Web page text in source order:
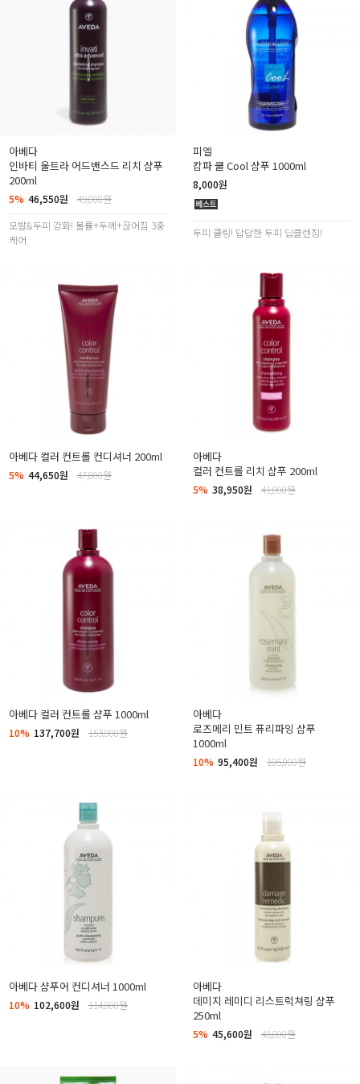
아베다
인바티 울트라 어드밴스드 리치 샴푸
200ml
5% 46,550원
49,000원
모발&두피 강화! 볼륨+두께+끊어짐 3중
케어
피엘
캄파 쿨 Cool 샴푸 1000ml
8,000원
두피 쿨링! 답답한 두피 딥클렌징!
아베다 컬러 컨트롤 컨디셔너 200ml
5% 44,650원 47,000원
아베다
컬러 컨트롤 리치 샴푸 200ml
5% 38,950원 41,000원
아베다 컬러 컨트롤 샴푸 1000ml
10% 137,700원 153,000원
아베다
로즈메리 민트 퓨리파잉 샴푸
1000ml
10% 95,400원 106,000원
아베다 샴푸어 컨디셔너 1000ml
10% 102,600원 114,000원
아베다
데미지 레미디 리스트럭쳐링 샴푸
250ml
5% 45,600원 48,000원